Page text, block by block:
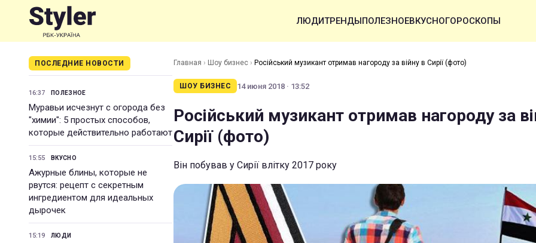
ЛЮДИТРЕНДЫПОЛЕЗНОЕВКУСНОГОРОСКОПЫ
ПОСЛЕДНИЕ НОВОСТИ
16:37 ПОЛЕЗНОЕ
Муравьи исчезнут с огорода без
"химии": 5 простых способов,
которые действительно работают
15:55 ВКУСНО
Ажурные блины, которые не
рвутся: рецепт с секретным
ингредиентом для идеальных
дырочек
15:19 ЛЮДИ
Главная › Шоу бизнес › Російський музикант отримав нагороду за війну в Сирії (фото)
ШОУ БИЗНЕС 14 июня 2018 · 13:52
Російський музикант отримав нагороду за
Сирії (фото)
Він побував у Сирії влітку 2017 року